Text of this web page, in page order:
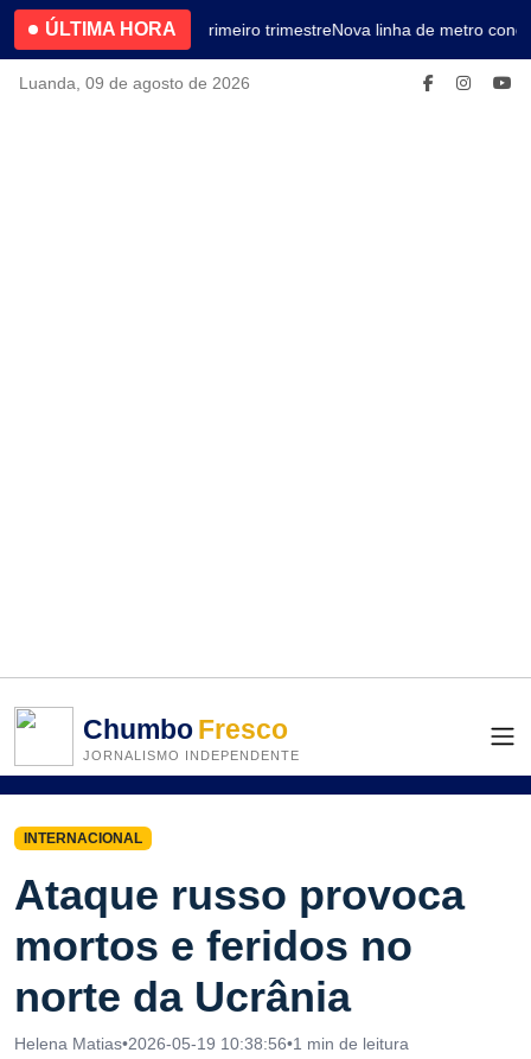
ÚLTIMA HORA4.2% no primeiro trimestreNova linha de metro
Luanda, 09 de agosto de 2026
ChumboFresco
JORNALISMO INDEPENDENTE
INTERNACIONAL
Ataque russo provoca
mortos e feridos no
norte da Ucrânia
Helena Matias•2026-05-19 10:38:56•1 min de leitura